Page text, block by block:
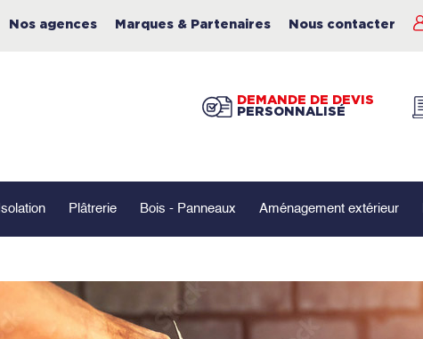
Nos agences Marques & Partenaires Nous contacter
DEMANDE DE DEVIS
PERSONNALISÉ
Isolation Plâtrerie Bois - Panneaux Aménagement extérieur